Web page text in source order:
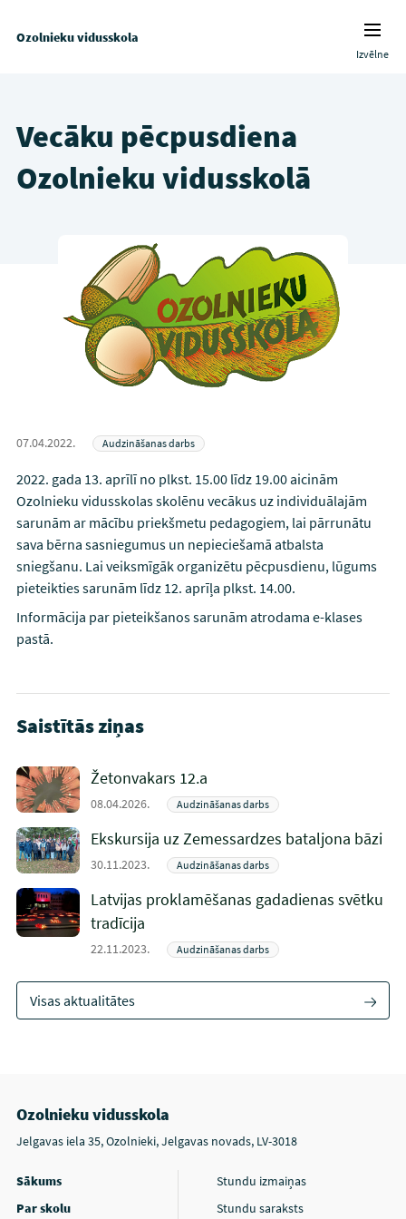
Ozolnieku vidusskola
Izvēlne
Vecāku pēcpusdiena
Ozolnieku vidusskolā
07.04.2022. Audzināšanas darbs
2022. gada 13. aprīlī no plkst. 15.00 līdz 19.00 aicinām
Ozolnieku vidusskolas skolēnu vecākus uz individuālajām
sarunām ar mācību priekšmetu pedagogiem, lai pārrunātu
sava bērna sasniegumus un nepieciešamā atbalsta
sniegšanu. Lai veiksmīgāk organizētu pēcpusdienu, lūgums
pieteikties sarunām līdz 12. aprīļa plkst. 14.00.
Informācija par pieteikšanos sarunām atrodama e-klases
pastā.
Saistītās ziņas
Žetonvakars 12.a
08.04.2026. Audzināšanas darbs
Ekskursija uz Zemessardzes bataljona bāzi
30.11.2023. Audzināšanas darbs
Latvijas proklamēšanas gadadienas svētku
tradīcija
22.11.2023. Audzināšanas darbs
Visas aktualitātes
Ozolnieku vidusskola
Jelgavas iela 35, Ozolnieki, Jelgavas novads, LV-3018
Sākums
Par skolu
Stundu izmaiņas
Stundu saraksts